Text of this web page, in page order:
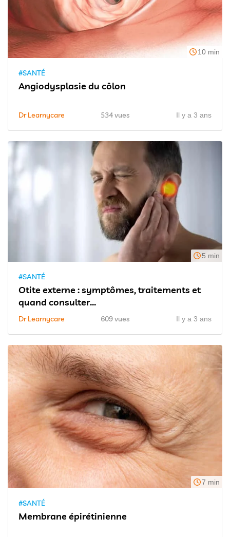
10 min
#SANTÉ
Angiodysplasie du côlon
Dr Learnycare 534 vues Il y a 3 ans
5 min
#SANTÉ
Otite externe : symptômes, traitements et
quand consulter...
Dr Learnycare 609 vues Il y a 3 ans
7 min
#SANTÉ
Membrane épirétinienne